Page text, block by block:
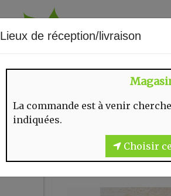
NOS VENTES
Lieux de réception/livraison
La commande est à venir
indiquées.
Choisir